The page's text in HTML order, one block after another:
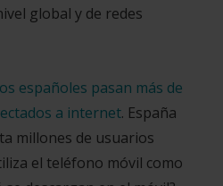
global y de redes
españoles pasan más de
a internet. España
millones de usuarios
el teléfono móvil como